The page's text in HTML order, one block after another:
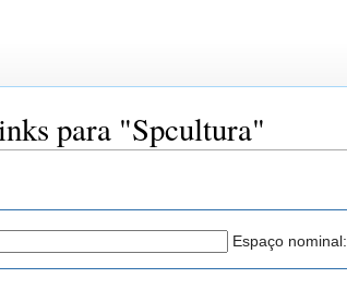
para "Spcultura"
Espaço nominal: